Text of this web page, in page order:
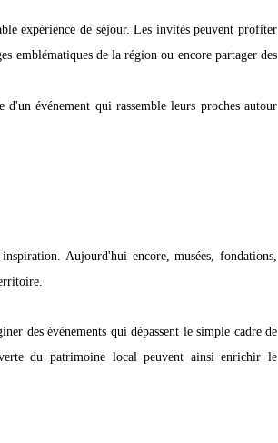
expérience de séjour. Les invités peuvent profiter
emblématiques de la région ou encore partager des
événement qui rassemble leurs proches autour
Aujourd'hui encore, musées, fondations,
des événements qui dépassent le simple cadre de
du patrimoine local peuvent ainsi enrichir le